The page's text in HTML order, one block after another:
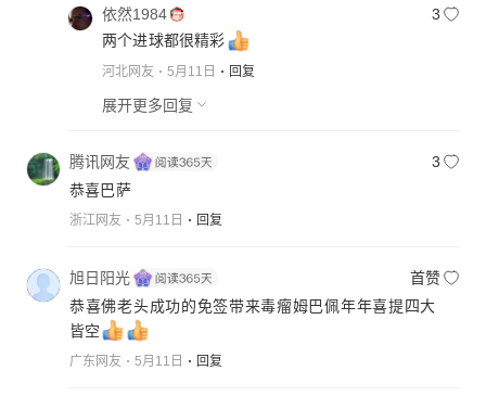
依然1984
3
两个进球都很精彩
河北网友 5月11日 回复
展开更多回复
腾讯网友
3
恭喜巴萨
浙江网友 5月11日 回复
旭日阳光
首赞
恭喜佛老头成功的免签带来毒瘤姆巴佩年年喜提四大
皆空
广东网友 5月11日 回复